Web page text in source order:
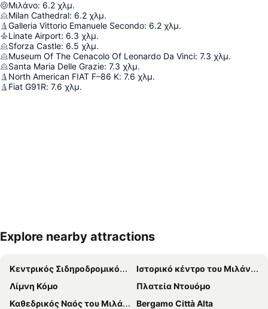
Μιλάνο: 6.2 χλμ.
Milan Cathedral: 6.2 χλμ.
Galleria Vittorio Emanuele Secondo: 6.2 χλμ.
Linate Airport: 6.3 χλμ.
Sforza Castle: 6.5 χλμ.
Museum Of The Cenacolo Of Leonardo Da Vinci: 7.3 χλμ.
Santa Maria Delle Grazie: 7.3 χλμ.
North American FIAT F–86 K: 7.6 χλμ.
Fiat G91R: 7.6 χλμ.
Ανάπτυξη χάρτη
Explore nearby attractions
Κεντρικός Σιδηροδρομικός Σταθμός του Μιλάνου
Ιστορικό κέντρο του Μιλάνου
Λίμνη Κόμο
Πλατεία Ντουόμο
Καθεδρικός Ναός του Μιλάνου
Bergamo Città Alta